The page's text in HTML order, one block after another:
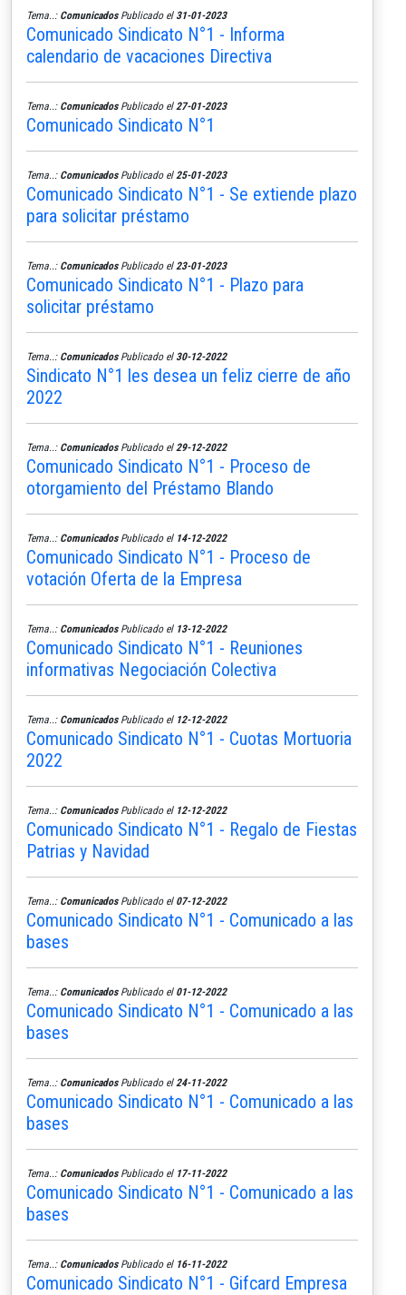
Tema..: ComunicadosPublicado el 31-01-2023
Comunicado Sindicato N°1 - Informa
calendario de vacaciones Directiva
Tema..: ComunicadosPublicado el 27-01-2023
Comunicado Sindicato N°1
Tema..: ComunicadosPublicado el 25-01-2023
Comunicado Sindicato N°1 - Se extiende plazo
para solicitar préstamo
Tema..: ComunicadosPublicado el 23-01-2023
Comunicado Sindicato N°1 - Plazo para
solicitar préstamo
Tema..: ComunicadosPublicado el 30-12-2022
Sindicato N°1 les desea un feliz cierre de año
2022
Tema..: ComunicadosPublicado el 29-12-2022
Comunicado Sindicato N°1 - Proceso de
otorgamiento del Préstamo Blando
Tema..: ComunicadosPublicado el 14-12-2022
Comunicado Sindicato N°1 - Proceso de
votación Oferta de la Empresa
Tema..: ComunicadosPublicado el 13-12-2022
Comunicado Sindicato N°1 - Reuniones
informativas Negociación Colectiva
Tema..: ComunicadosPublicado el 12-12-2022
Comunicado Sindicato N°1 - Cuotas Mortuoria
2022
Tema..: ComunicadosPublicado el 12-12-2022
Comunicado Sindicato N°1 - Regalo de Fiestas
Patrias y Navidad
Tema..: ComunicadosPublicado el 07-12-2022
Comunicado Sindicato N°1 - Comunicado a las
bases
Tema..: ComunicadosPublicado el 01-12-2022
Comunicado Sindicato N°1 - Comunicado a las
bases
Tema..: ComunicadosPublicado el 24-11-2022
Comunicado Sindicato N°1 - Comunicado a las
bases
Tema..: ComunicadosPublicado el 17-11-2022
Comunicado Sindicato N°1 - Comunicado a las
bases
Tema..: ComunicadosPublicado el 16-11-2022
Comunicado Sindicato N°1 - Gifcard Empresa